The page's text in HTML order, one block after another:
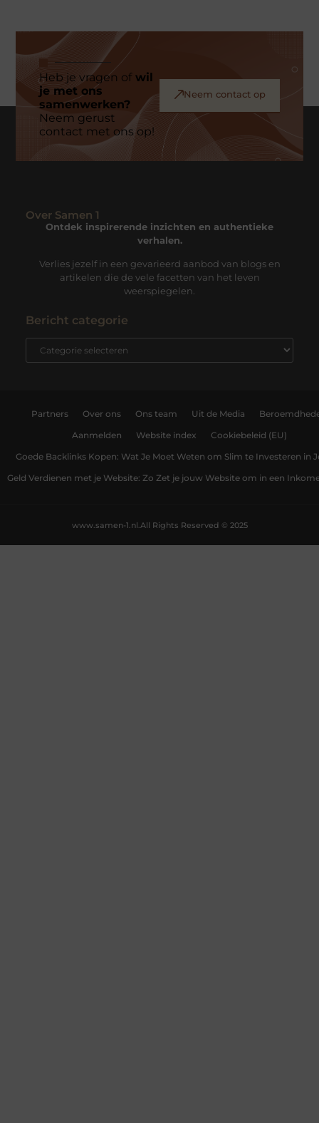
Heb je vragen ofwil
je met ons
samenwerken?
Neem gerust
contact met ons op!
Neem contact op
Over Samen 1
Ontdek inspirerende inzichten en authentieke
verhalen.
Verlies jezelf in een gevarieerd aanbod van blogs en
artikelen die de vele facetten van het leven
weerspiegelen.
Bericht categorie
Partners Over ons Ons team Uit de Media
Aanmelden Website index Cookiebeleid (EU)
Goede Backlinks Kopen: Wat Je Moet Weten om Slim te Investeren in
Geld Verdienen met je Website: Zo Zet je jouw Website om in een
All Rights Reserved © 2025
www.samen-1.nl.